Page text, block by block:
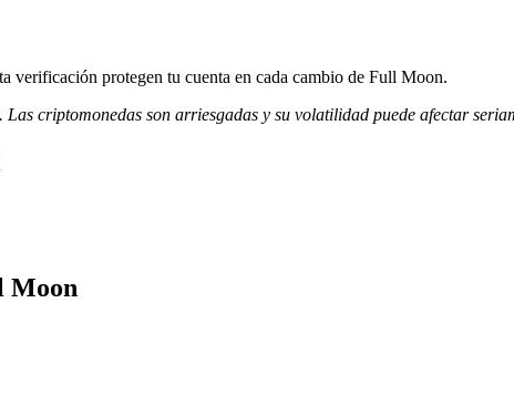
verificación protegen tu cuenta en cada cambio de Full Moon.
criptomonedas son arriesgadas y su volatilidad puede afectar
Moon